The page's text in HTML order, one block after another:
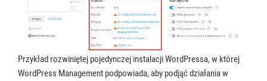
Przykład rozwiniętej pojedynczej instalacji WordPressa, w której
WordPress Management podpowiada, aby podjąć działania w